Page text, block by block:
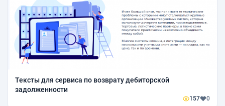
Тексты для сервиса по возврату дебиторской
задолженности
157 0